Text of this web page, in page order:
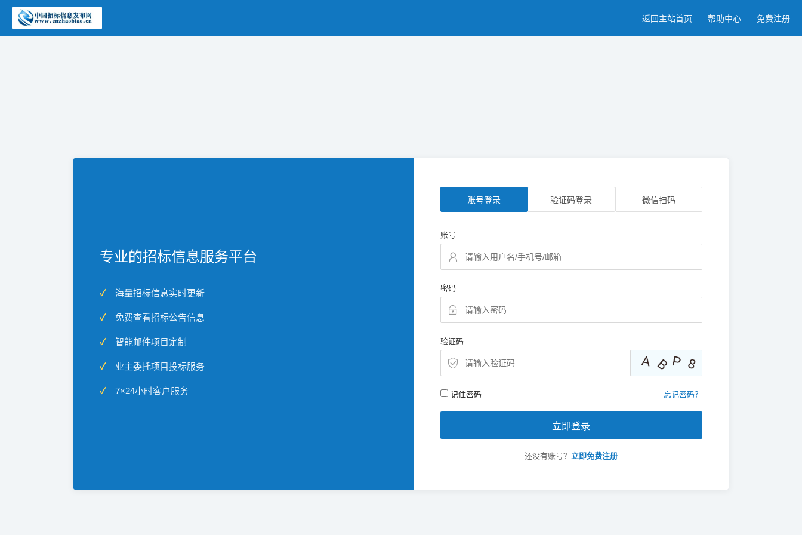
返回主站首页 帮助中心 免费注册
专业的招标信息服务平台
海量招标信息实时更新
免费查看招标公告信息
智能邮件项目定制
业主委托项目投标服务
7×24小时客户服务
账号登录 验证码登录 微信扫码
账号
密码
验证码
记住密码 忘记密码？
立即登录
还没有账号？ 立即免费注册